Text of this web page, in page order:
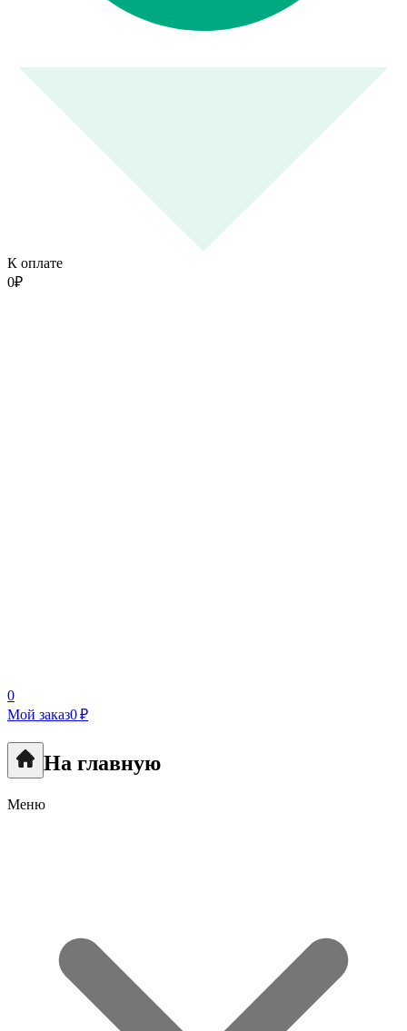
К оплате
0₽
0
Мой заказ0 ₽
На главную
Меню